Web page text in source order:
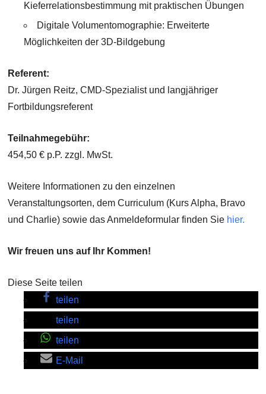
Kieferrelationsbestimmung mit praktischen Übungen
Digitale Volumentomographie: Erweiterte
Möglichkeiten der 3D-Bildgebung
Referent:
Dr. Jürgen Reitz, CMD-Spezialist und langjähriger
Fortbildungsreferent
Teilnahmegebühr:
454,50 € p.P. zzgl. MwSt.
Weitere Informationen zu den einzelnen
Veranstaltungsorten, dem Curriculum (Kurs Alpha, Bravo
und Charlie) sowie das Anmeldeformular finden Sie hier.
Wir freuen uns auf Ihr Kommen!
Diese Seite teilen
teilen
teilen
teilen
E-Mail